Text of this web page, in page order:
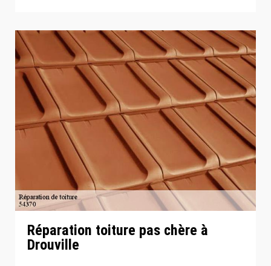
Réparation toiture pas chère à
Drouville